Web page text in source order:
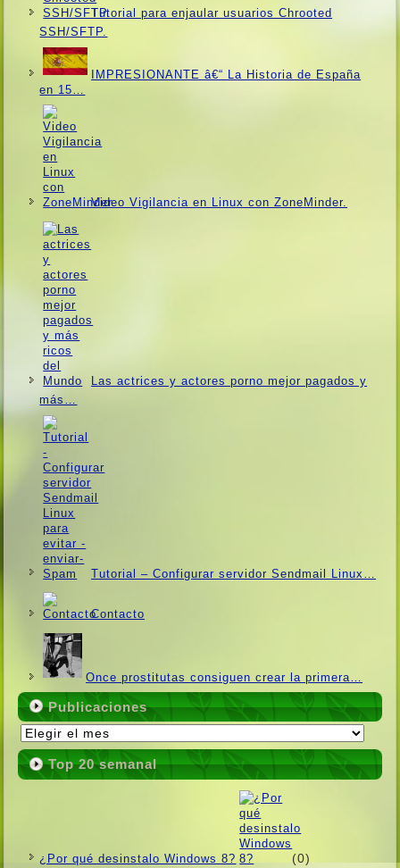
Tutorial para enjaular usuarios Chrooted
SSH/SFTP.
IMPRESIONANTE â€“ La Historia de España
en 15…
Video Vigilancia en Linux con ZoneMinder.
Las actrices y actores porno mejor pagados y
más…
Tutorial – Configurar servidor Sendmail Linux…
Contacto
Once prostitutas consiguen crear la primera…
Publicaciones
Publicaciones
Top 20 semanal
¿Por qué desinstalo Windows 8? (0)